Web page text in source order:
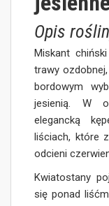
Opis
Miskant
trawy
bordowym
jesienią. W
elegancką
liściach, które
odcieni
Kwiatostany
się ponad